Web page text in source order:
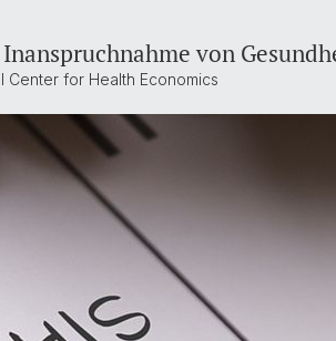
von
Center for Health Economics